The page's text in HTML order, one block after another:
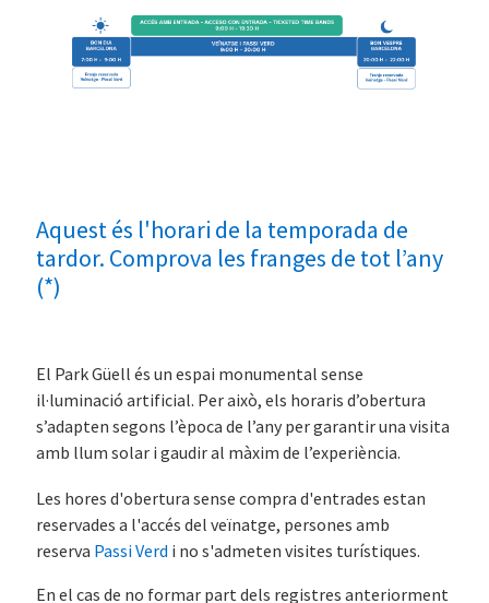
Aquest és l'horari de la temporada de
tardor. Comprova les franges de tot l’any
(*)
El Park Güell és un espai monumental sense
il·luminació artificial. Per això, els horaris d’obertura
s’adapten segons l’època de l’any per garantir una visita
amb llum solar i gaudir al màxim de l’experiència.
Les hores d'obertura sense compra d'entrades estan
reservades a l'accés del veïnatge, persones amb
reserva Passi Verd i no s'admeten visites turístiques.
En el cas de no formar part dels registres anteriorment